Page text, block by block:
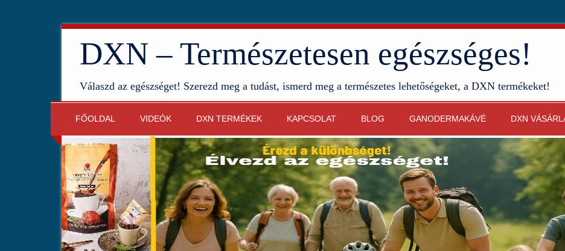
DXN – Természetesen egészséges!
Válaszd az egészséget! Szerezd meg a tudást, ismerd meg a természetes lehetőségeket, a DXN termékeket!
FŐOLDAL VIDEÓK DXN TERMÉKEK KAPCSOLAT BLOG GANODERMAKÁVÉ DXN